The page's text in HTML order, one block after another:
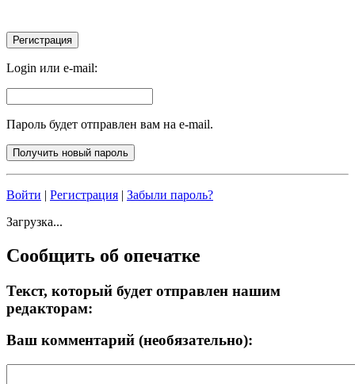
Login или e-mail:
Пароль будет отправлен вам на e-mail.
Войти | Регистрация | Забыли пароль?
Загрузка...
Сообщить об опечатке
Текст, который будет отправлен нашим
редакторам:
Ваш комментарий (необязательно):